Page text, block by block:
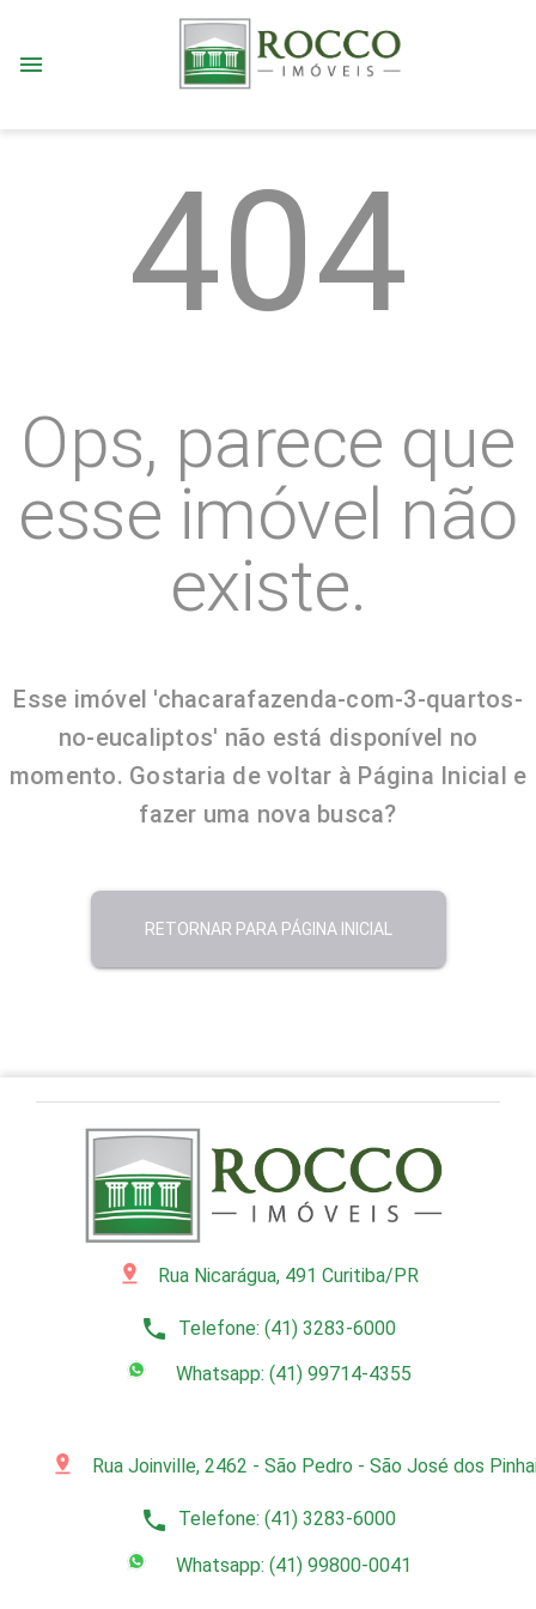
menu
pin_drop Rua Nicarágua, 491 Curitiba/PR
phone Telefone: (41) 3283-6000
Whatsapp: (41) 99714-4355
pin_drop Rua Joinville, 2462 - São Pedro - São José dos
phone Telefone: (41) 3283-6000
Whatsapp: (41) 99800-0041
404
Ops, parece que
esse imóvel não
existe.
Esse imóvel 'chacarafazenda-com-3-quartos-
no-eucaliptos' não está disponível no
momento. Gostaria de voltar à Página Inicial e
fazer uma nova busca?
RETORNAR PARA PÁGINA INICIAL